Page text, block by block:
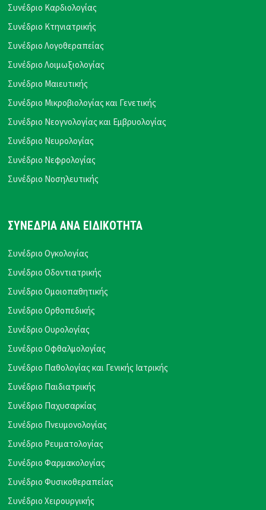
Συνέδριο Καρδιολογίας
Συνέδριο Κτηνιατρικής
Συνέδριο Λογοθεραπείας
Συνέδριο Λοιμωξιολογίας
Συνέδριο Μαιευτικής
Συνέδριο Μικροβιολογίας και Γενετικής
Συνέδριο Νεογνολογίας και Εμβρυολογίας
Συνέδριο Νευρολογίας
Συνέδριο Νεφρολογίας
Συνέδριο Νοσηλευτικής
ΣΥΝΕΔΡΙΑ ΑΝΑ ΕΙΔΙΚΟΤΗΤΑ
Συνέδριο Ογκολογίας
Συνέδριο Οδοντιατρικής
Συνέδριο Ομοιοπαθητικής
Συνέδριο Ορθοπεδικής
Συνέδριο Ουρολογίας
Συνέδριο Οφθαλμολογίας
Συνέδριο Παθολογίας και Γενικής Ιατρικής
Συνέδριο Παιδιατρικής
Συνέδριο Παχυσαρκίας
Συνέδριο Πνευμονολογίας
Συνέδριο Ρευματολογίας
Συνέδριο Φαρμακολογίας
Συνέδριο Φυσικοθεραπείας
Συνέδριο Χειρουργικής